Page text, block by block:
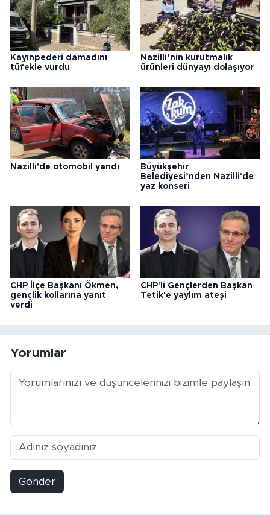
Kayınpederi damadını
tüfekle vurdu
Nazilli’nin kurutmalık
ürünleri dünyayı dolaşıyor
Nazilli'de otomobil yandı
Büyükşehir
Belediyesi’nden Nazilli'de
yaz konseri
CHP İlçe Başkanı Ökmen,
gençlik kollarına yanıt
verdi
CHP'li Gençlerden Başkan
Tetik'e yaylım ateşi
Yorumlar
Gönder